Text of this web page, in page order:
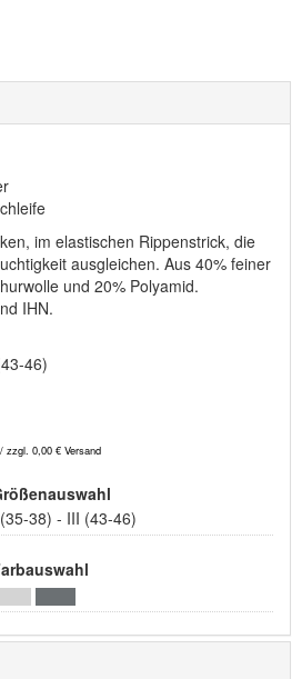
im elastischen Rippenstrick, die
ausgleichen. Aus 40% feiner
und 20% Polyamid.
IHN.
46)
zzgl. 0,00 € Versand
38) - III (43-46)